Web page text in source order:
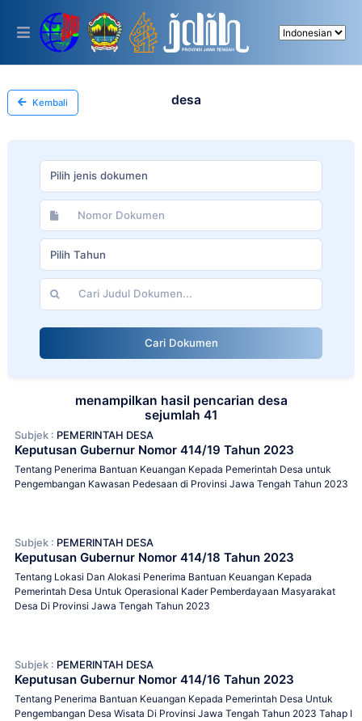
This
includes
accessibility
system.
Kembali desa
Pilih jenis dokumen
Pilih Tahun
Cari Dokumen
menampilkan hasil pencarian desa
sejumlah 41
Subjek : PEMERINTAH DESA
Keputusan Gubernur Nomor 414/19 Tahun 2023
Tentang Penerima Bantuan Keuangan Kepada Pemerintah Desa untuk
Pengembangan Kawasan Pedesaan di Provinsi Jawa Tengah Tahun 2023
Subjek : PEMERINTAH DESA
Keputusan Gubernur Nomor 414/18 Tahun 2023
Tentang Lokasi Dan Alokasi Penerima Bantuan Keuangan Kepada
Pemerintah Desa Untuk Operasional Kader Pemberdayaan Masyarakat
Desa Di Provinsi Jawa Tengah Tahun 2023
Subjek : PEMERINTAH DESA
Keputusan Gubernur Nomor 414/16 Tahun 2023
Tentang Penerima Bantuan Keuangan Kepada Pemerintah Desa Untuk
Pengembangan Desa Wisata Di Provinsi Jawa Tengah Tahun 2023 Tahap I